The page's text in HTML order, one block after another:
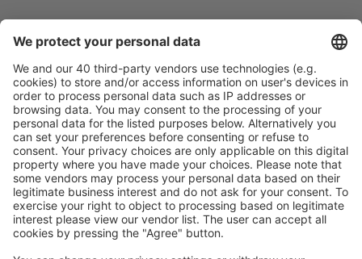
Zoek snel en gemakkelijk
Aanbieding afgestemd op uw verwachtingen.
Plan veilig
Zorgeloos boeken met gratiss annuleringsopties.
Bespaar meer
Reisaanbiedingen en speciale aanbiedingen voor
geregistreerde gebruikers.